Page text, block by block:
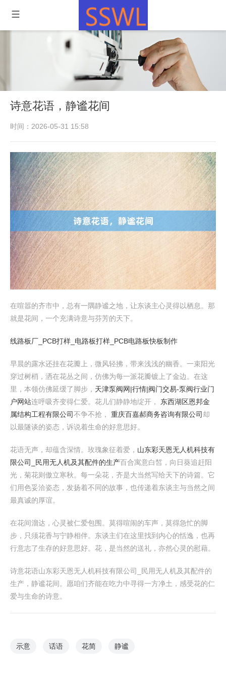
诗意花语，静谧花间
时间：2026-05-31 15:58
在喧嚣的齐市中，总有一隅静谧之地，让东谈主心灵得以栖息。那
就是花间，一个充满诗意与芬芳的天下。
线路板厂_PCB打样_电路板打样_PCB电路板快板制作
早晨的露水还挂在花瓣上，微风轻拂，带来浅浅的幽香。一束阳光
穿过树梢，洒在花丛之间，仿佛为每一派花瓣镀上了金边。在这
里，本领仿佛延缓了脚步， 天津泵阀网|行情|阀门交易-泵阀行业门
户网站连呼吸齐变得仁爱。花儿们静静地绽开， 东西湖区恩邦金
属结构工程有限公司不争不抢， 重庆百嘉郝商务咨询有限公司却
以最隧谈的姿态，诉说着生命的好意思好。
花语无声，却蕴含深情。玫瑰象征着爱， 山东彩天恩无人机科技有
限公司_民用无人机及其配件的生产百合寓意白皙，向日葵追赶阳
光，菊花则傲立寒秋。每一朵花，齐是大当然写给天下的诗篇。它
们用色妥洽姿态，发扬着不同的故事，也传递着东谈主与当然之间
最真诚的厚谊。
在花间溜达，心灵被仁爱包围。莫得喧闹的车声，莫得急忙的脚
步，只须花香与宁静相伴。东谈主们在这里找到内心的恬逸，也再
行意志了生存的好意思好。花，是当然的送礼，亦然心灵的慰藉。
诗意花语山东彩天恩无人机科技有限公司_民用无人机及其配件的
生产，静谧花间。愿咱们齐能在吃力中寻得一方净土，感受花的仁
爱与生命的诗意。
示意 话语 花简 静谧